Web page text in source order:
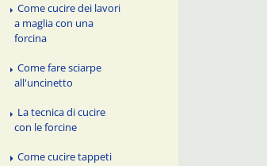
Come cucire dei lavori
a maglia con una
forcina
Come fare sciarpe
all'uncinetto
La tecnica di cucire
con le forcine
Come cucire tappeti